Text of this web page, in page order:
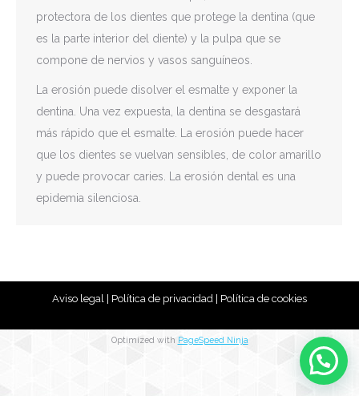
protectora de los dientes que protege la dentina (que
es la parte interior del diente) y la pulpa que se
compone de nervios y vasos sanguíneos.
La erosión puede disolver el esmalte y exponer la
dentina. Una vez expuesta, la dentina se desgastará
más rápido que el esmalte. La erosión puede hacer
que los dientes se vuelvan sensibles, de color amarillo
y puede provocar caries. La erosión dental es una
epidemia silenciosa.
Aviso legal Política de privacidad Política de cookies
Optimized with PageSpeed Ninja